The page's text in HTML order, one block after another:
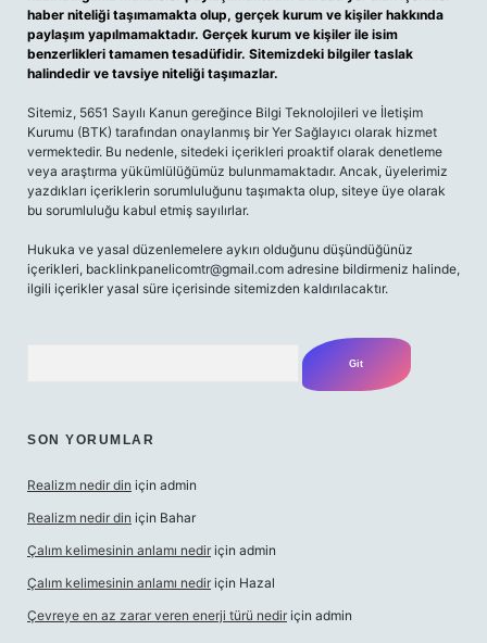
haber niteliği taşımamakta olup, gerçek kurum ve kişiler hakkında
paylaşım yapılmamaktadır. Gerçek kurum ve kişiler ile isim
benzerlikleri tamamen tesadüfidir. Sitemizdeki bilgiler taslak
halindedir ve tavsiye niteliği taşımazlar.
Sitemiz, 5651 Sayılı Kanun gereğince Bilgi Teknolojileri ve İletişim
Kurumu (BTK) tarafından onaylanmış bir Yer Sağlayıcı olarak hizmet
vermektedir. Bu nedenle, sitedeki içerikleri proaktif olarak denetleme
veya araştırma yükümlülüğümüz bulunmamaktadır. Ancak, üyelerimiz
yazdıkları içeriklerin sorumluluğunu taşımakta olup, siteye üye olarak
bu sorumluluğu kabul etmiş sayılırlar.
Hukuka ve yasal düzenlemelere aykırı olduğunu düşündüğünüz
içerikleri, backlinkpanelicomtr@gmail.com adresine bildirmeniz halinde,
ilgili içerikler yasal süre içerisinde sitemizden kaldırılacaktır.
SON YORUMLAR
Realizm nedir din için admin
Realizm nedir din için Bahar
Çalım kelimesinin anlamı nedir için admin
Çalım kelimesinin anlamı nedir için Hazal
Çevreye en az zarar veren enerji türü nedir için admin